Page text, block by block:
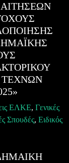
ΕΛΚΕ, Γενικές
Σπουδές, Ειδικός